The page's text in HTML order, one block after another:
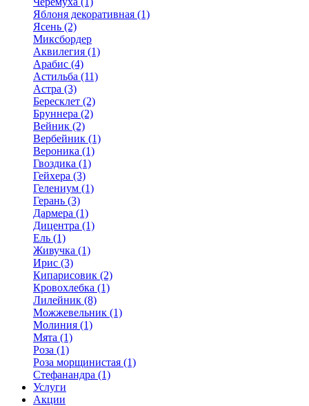
Яблоня декоративная (1)
Ясень (2)
Миксбордер
Аквилегия (1)
Арабис (4)
Астильба (11)
Астра (3)
Бересклет (2)
Бруннера (2)
Вейник (2)
Вербейник (1)
Вероника (1)
Гвоздика (1)
Гейхера (3)
Гелениум (1)
Герань (3)
Дармера (1)
Дицентра (1)
Ель (1)
Живучка (1)
Ирис (3)
Кипарисовик (2)
Кровохлебка (1)
Лилейник (8)
Можжевельник (1)
Молиния (1)
Мята (1)
Роза (1)
Роза морщинистая (1)
Стефанандра (1)
Услуги
Акции